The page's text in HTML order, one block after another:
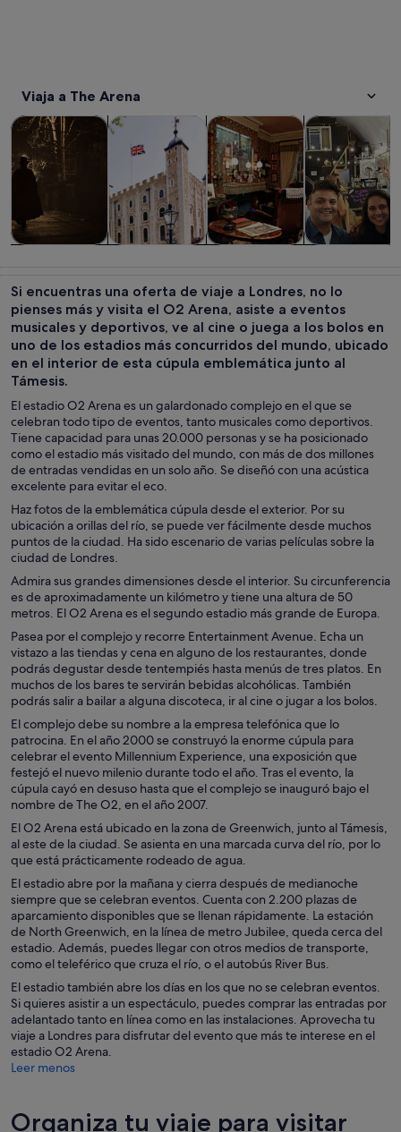
Viaja a The Arena
de un día
Visitas guiadas y excursiones de un díaSe abre en una
Historia y culturaSe abre en una pestaña
personalizadas
Visitas privadas y
nocturna
Comidas,
Si encuentras una oferta de viaje a Londres, no lo
pienses más y visita el O2 Arena, asiste a eventos
musicales y deportivos, ve al cine o juega a los bolos en
uno de los estadios más concurridos del mundo, ubicado
en el interior de esta cúpula emblemática junto al
Támesis.
El estadio O2 Arena es un galardonado complejo en el que se
celebran todo tipo de eventos, tanto musicales como deportivos.
Tiene capacidad para unas 20.000 personas y se ha posicionado
como el estadio más visitado del mundo, con más de dos millones
de entradas vendidas en un solo año. Se diseñó con una acústica
excelente para evitar el eco.
Haz fotos de la emblemática cúpula desde el exterior. Por su
ubicación a orillas del río, se puede ver fácilmente desde muchos
puntos de la ciudad. Ha sido escenario de varias películas sobre la
ciudad de Londres.
Admira sus grandes dimensiones desde el interior. Su circunferencia
es de aproximadamente un kilómetro y tiene una altura de 50
metros. El O2 Arena es el segundo estadio más grande de Europa.
Pasea por el complejo y recorre Entertainment Avenue. Echa un
vistazo a las tiendas y cena en alguno de los restaurantes, donde
podrás degustar desde tentempiés hasta menús de tres platos. En
muchos de los bares te servirán bebidas alcohólicas. También
podrás salir a bailar a alguna discoteca, ir al cine o jugar a los bolos.
El complejo debe su nombre a la empresa telefónica que lo
patrocina. En el año 2000 se construyó la enorme cúpula para
celebrar el evento Millennium Experience, una exposición que
festejó el nuevo milenio durante todo el año. Tras el evento, la
cúpula cayó en desuso hasta que el complejo se inauguró bajo el
nombre de The O2, en el año 2007.
El O2 Arena está ubicado en la zona de Greenwich, junto al Támesis,
al este de la ciudad. Se asienta en una marcada curva del río, por lo
que está prácticamente rodeado de agua.
El estadio abre por la mañana y cierra después de medianoche
siempre que se celebran eventos. Cuenta con 2.200 plazas de
aparcamiento disponibles que se llenan rápidamente. La estación
de North Greenwich, en la línea de metro Jubilee, queda cerca del
estadio. Además, puedes llegar con otros medios de transporte,
como el teleférico que cruza el río, o el autobús River Bus.
El estadio también abre los días en los que no se celebran eventos.
Si quieres asistir a un espectáculo, puedes comprar las entradas por
adelantado tanto en línea como en las instalaciones. Aprovecha tu
viaje a Londres para disfrutar del evento que más te interese en el
estadio O2 Arena.
Leer menos
Organiza tu viaje para visitar